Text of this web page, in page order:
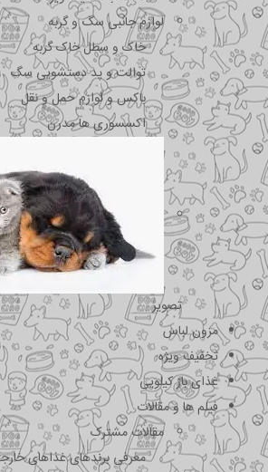
لوازم جانبی سگ و گربه
خاک و سطل خاک گربه
توالت و پد دستشویی سگ
باکس و لوازم حمل و نقل
اکسسوری ها مدرن
تصویر
مزون لباس
تخفیف ویژه
غذای باز کیلویی
فیلم ها و مقالات
مقالات مشترک
معرفی برندهای غذاهای